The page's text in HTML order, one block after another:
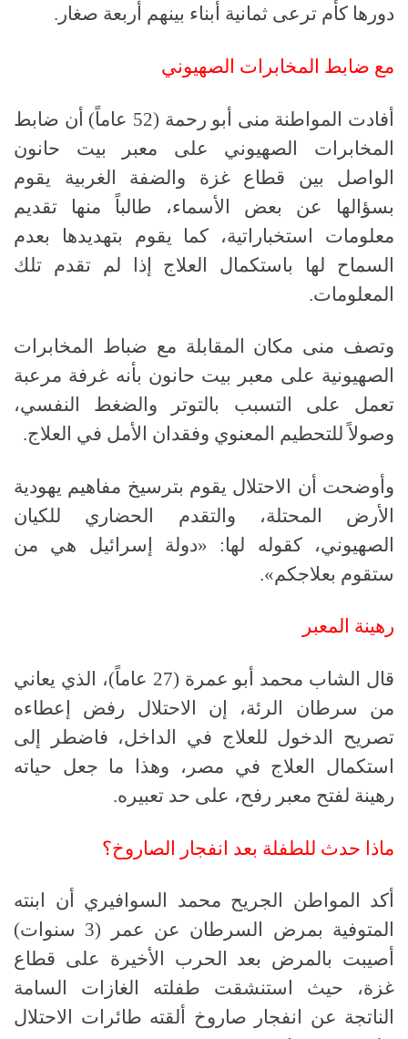
دورها كأم ترعى ثمانية أبناء بينهم أربعة صغار.
مع ضابط المخابرات الصهيوني
أفادت المواطنة منى أبو رحمة (52 عاماً) أن ضابط
المخابرات الصهيوني على معبر بيت حانون
الواصل بين قطاع غزة والضفة الغربية يقوم
بسؤالها عن بعض الأسماء، طالباً منها تقديم
معلومات استخباراتية، كما يقوم بتهديدها بعدم
السماح لها باستكمال العلاج إذا لم تقدم تلك
المعلومات.
وتصف منى مكان المقابلة مع ضباط المخابرات
الصهيونية على معبر بيت حانون بأنه غرفة مرعبة
تعمل على التسبب بالتوتر والضغط النفسي،
وصولاً للتحطيم المعنوي وفقدان الأمل في العلاج.
وأوضحت أن الاحتلال يقوم بترسيخ مفاهيم يهودية
الأرض المحتلة، والتقدم الحضاري للكيان
الصهيوني، كقوله لها: «دولة إسرائيل هي من
ستقوم بعلاجكم».
رهينة المعبر
قال الشاب محمد أبو عمرة (27 عاماً)، الذي يعاني
من سرطان الرئة، إن الاحتلال رفض إعطاءه
تصريح الدخول للعلاج في الداخل، فاضطر إلى
استكمال العلاج في مصر، وهذا ما جعل حياته
رهينة لفتح معبر رفح، على حد تعبيره.
ماذا حدث للطفلة بعد انفجار الصاروخ؟
أكد المواطن الجريح محمد السوافيري أن ابنته
المتوفية بمرض السرطان عن عمر (3 سنوات)
أصيبت بالمرض بعد الحرب الأخيرة على قطاع
غزة، حيث استنشقت طفلته الغازات السامة
الناتجة عن انفجار صاروخ ألقته طائرات الاحتلال